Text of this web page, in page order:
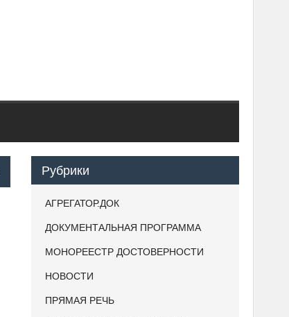
Рубрики
АГРЕГАТОР.ДОК
ДОКУМЕНТАЛЬНАЯ ПРОГРАММА
МОНОРЕЕСТР ДОСТОВЕРНОСТИ
НОВОСТИ
ПРЯМАЯ РЕЧЬ